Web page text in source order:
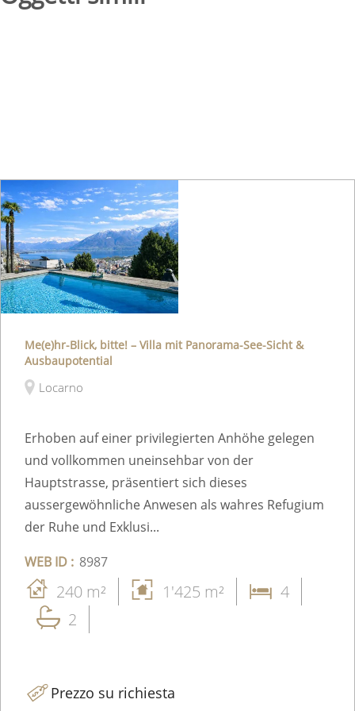
Me(e)hr-Blick, bitte! – Villa mit Panorama-See-Sicht &
Ausbaupotential
Locarno
Erhoben auf einer privilegierten Anhöhe gelegen
und vollkommen uneinsehbar von der
Hauptstrasse, präsentiert sich dieses
aussergewöhnliche Anwesen als wahres Refugium
der Ruhe und Exklusi...
WEB ID : 8987
240 m² 1'425 m²
4
2
Prezzo su richiesta